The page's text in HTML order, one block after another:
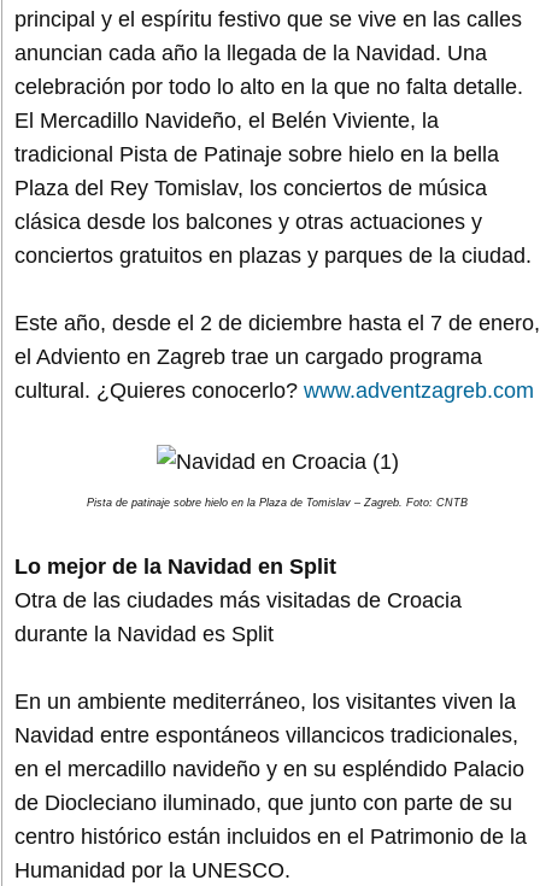
principal y el espíritu festivo que se vive en las calles
anuncian cada año la llegada de la Navidad. Una
celebración por todo lo alto en la que no falta detalle.
El Mercadillo Navideño, el Belén Viviente, la
tradicional Pista de Patinaje sobre hielo en la bella
Plaza del Rey Tomislav, los conciertos de música
clásica desde los balcones y otras actuaciones y
conciertos gratuitos en plazas y parques de la ciudad.
Este año, desde el 2 de diciembre hasta el 7 de enero,
el Adviento en Zagreb trae un cargado programa
cultural. ¿Quieres conocerlo? www.adventzagreb.com
Pista de patinaje sobre hielo en la Plaza de Tomislav – Zagreb. Foto: CNTB
Lo mejor de la Navidad en Split
Otra de las ciudades más visitadas de Croacia
durante la Navidad es Split
En un ambiente mediterráneo, los visitantes viven la
Navidad entre espontáneos villancicos tradicionales,
en el mercadillo navideño y en su espléndido Palacio
de Diocleciano iluminado, que junto con parte de su
centro histórico están incluidos en el Patrimonio de la
Humanidad por la UNESCO.